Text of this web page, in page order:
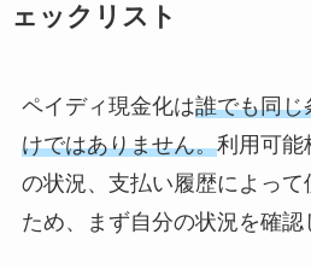
ェックリスト
ペイディ現金化は誰でも同じ
けではありません。利用可能
の状況、支払い履歴によって
ため、まず自分の状況を確認